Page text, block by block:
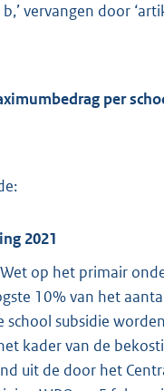
vervangen door
per
2021
op het primair
10% van het
subsidie
kader van de
uit de door het